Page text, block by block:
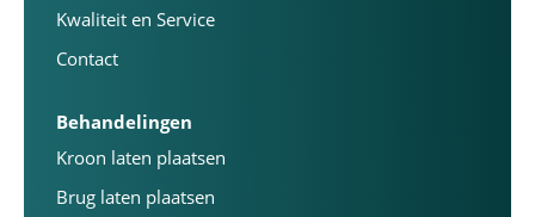
Kwaliteit en Service
Contact
Behandelingen
Kroon laten plaatsen
Brug laten plaatsen